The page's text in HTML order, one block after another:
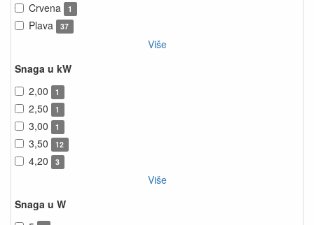
Crvena 1
Plava 37
Više
Snaga u kW
2,00
1
2,50 1
3,00 1
3,50 12
4,20 3
Više
Snaga u W